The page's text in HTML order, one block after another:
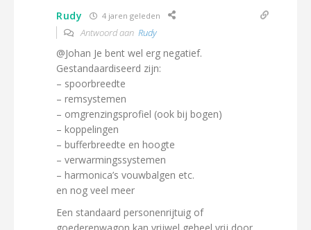
Rudy 4 jaren geleden
Antwoord aan Rudy
@Johan Je bent wel erg negatief.
Gestandaardiseerd zijn:
– spoorbreedte
– remsystemen
– omgrenzingsprofiel (ook bij bogen)
– koppelingen
– bufferbreedte en hoogte
– verwarmingssystemen
– harmonica’s vouwbalgen etc.
en nog veel meer
Een standaard personenrijtuig of